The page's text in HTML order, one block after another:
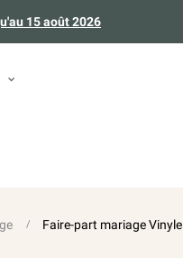
15 août 2026
Faire-part mariage Vinyle